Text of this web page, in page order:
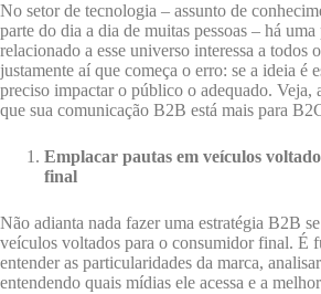
No setor de tecnologia – assunto de
parte do dia a dia de muitas pessoas – há
relacionado a esse universo interessa a todos
justamente aí que começa o erro: se a ideia é
preciso impactar o público o adequado. Veja,
que sua comunicação B2B está mais para
Emplacar pautas em veículos
final
Não adianta nada fazer uma estratégia B2B
veículos voltados para o consumidor final. É
entender as particularidades da marca,
entendendo quais mídias ele acessa e a